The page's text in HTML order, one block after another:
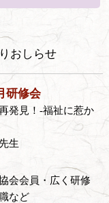
おしらせ
研修会
発見！-福祉に惹か
生
会会員・広く研修
など